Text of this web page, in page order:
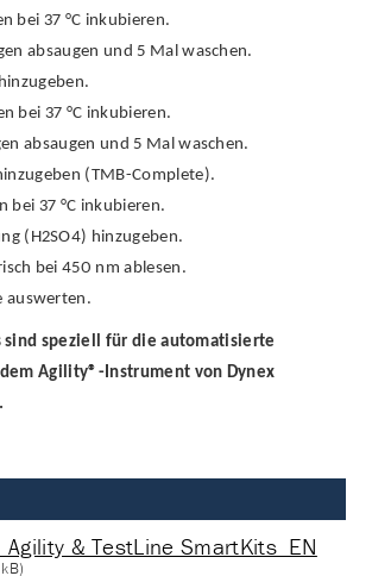
bei 37 °C inkubieren.
absaugen und 5 Mal waschen.
bei 37 °C inkubieren.
absaugen und 5 Mal waschen.
(TMB-Complete).
bei 37 °C inkubieren.
(H2SO4) hinzugeben.
bei 450 nm ablesen.
auswerten.
sind speziell für die automatisierte
Agility®-Instrument von Dynex
& TestLine SmartKits_EN